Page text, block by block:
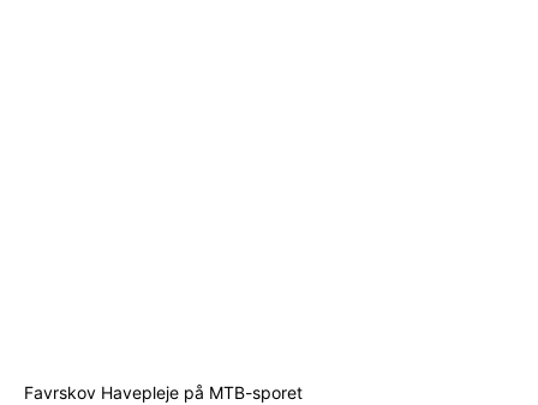
Favrskov Havepleje på MTB-sporet